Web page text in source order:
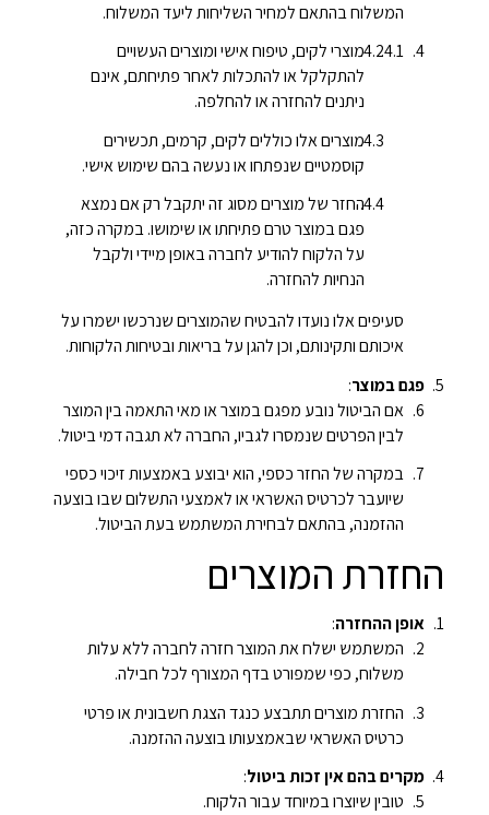
המשלוח בהתאם למחיר השליחות ליעד המשלוח.
מוצרי לקים, טיפוח אישי ומוצרים העשויים
להתקלקל או להתכלות לאחר פתיחתם, אינם
ניתנים להחזרה או להחלפה.
מוצרים אלו כוללים לקים, קרמים, תכשירים
קוסמטיים שנפתחו או נעשה בהם שימוש אישי.
החזר של מוצרים מסוג זה יתקבל רק אם נמצא
פגם במוצר טרם פתיחתו או שימושו. במקרה כזה,
על הלקוח להודיע לחברה באופן מיידי ולקבל
הנחיות להחזרה.
סעיפים אלו נועדו להבטיח שהמוצרים שנרכשו ישמרו על
איכותם ותקינותם, וכן להגן על בריאות ובטיחות הלקוחות.
פגם במוצר:
אם הביטול נובע מפגם במוצר או מאי התאמה בין המוצר
לבין הפרטים שנמסרו לגביו, החברה לא תגבה דמי ביטול.
במקרה של החזר כספי, הוא יבוצע באמצעות זיכוי כספי
שיועבר לכרטיס האשראי או לאמצעי התשלום שבו בוצעה
ההזמנה, בהתאם לבחירת המשתמש בעת הביטול.
החזרת המוצרים
אופן ההחזרה:
המשתמש ישלח את המוצר חזרה לחברה ללא עלות
משלוח, כפי שמפורט בדף המצורף לכל חבילה.
החזרת מוצרים תתבצע כנגד הצגת חשבונית או פרטי
כרטיס האשראי שבאמצעותו בוצעה ההזמנה.
מקרים בהם אין זכות ביטול:
טובין שיוצרו במיוחד עבור הלקוח.